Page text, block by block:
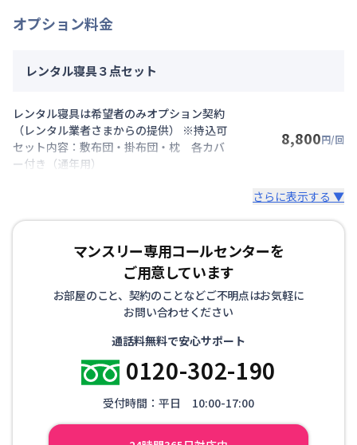
オプション料金
レンタル寝具３点セット
レンタル寝具は希望者のみオプション契約
（レンタル業者さまからの提供） ※持込可
セット内容：敷布団・掛布団・枕 各カバ
ー付き（通年用）
8,800円/回
さらに表示する ▼
マンスリー専用コールセンターを
ご用意しています
お部屋のこと、契約のことなどご不明点はお気軽に
お問い合わせください
通話料無料で安心サポート
0120-302-190
受付時間：平日 10:00-17:00